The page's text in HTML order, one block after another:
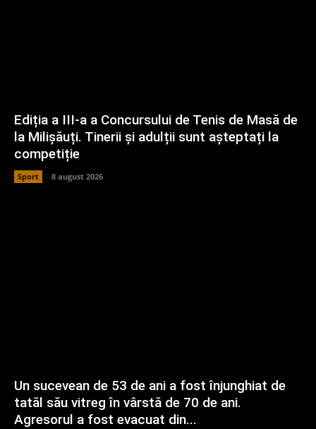
Ediția a III-a a Concursului de Tenis de Masă de
la Milișăuți. Tinerii și adulții sunt așteptați la
competiție
Sport 8 august 2026
Un sucevean de 53 de ani a fost înjunghiat de
tatăl său vitreg în vârstă de 70 de ani.
Agresorul a fost evacuat din...